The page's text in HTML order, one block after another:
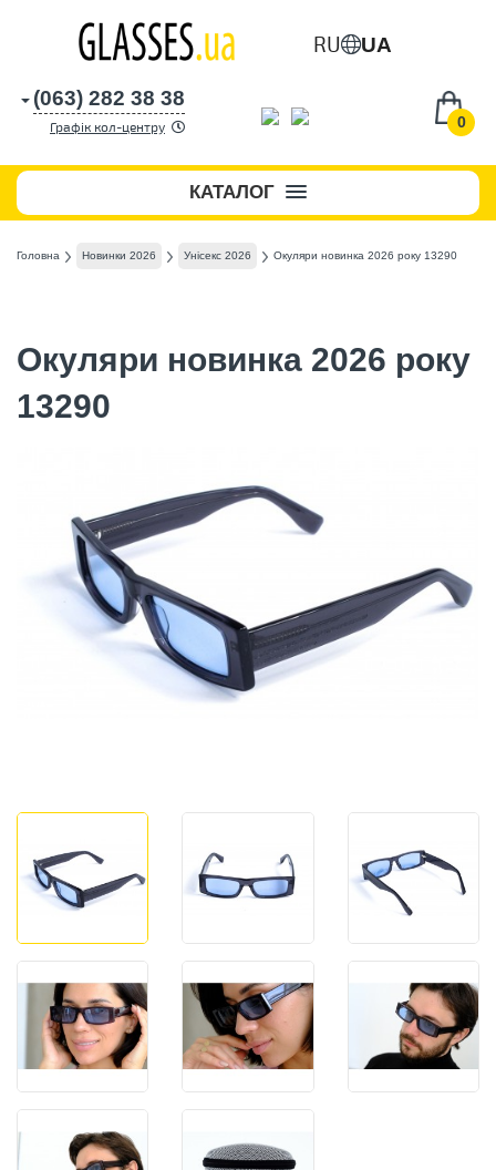
RU UA
0
(063) 282 38 38
Графік кол-центру
КАТАЛОГ
Головна Новинки 2026 Унісекс 2026 Окуляри новинка 2026 року 13290
Окуляри новинка 2026 року
13290